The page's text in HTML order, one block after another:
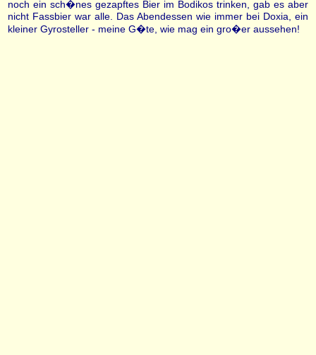
noch ein sch�nes gezapftes Bier im Bodikos trinken, gab es aber
nicht Fassbier war alle. Das Abendessen wie immer bei Doxia, ein
kleiner Gyrosteller - meine G�te, wie mag ein gro�er aussehen!